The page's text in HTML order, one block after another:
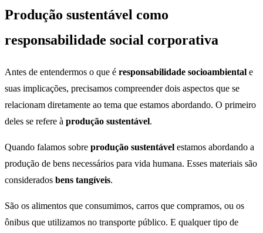
Produção sustentável como
responsabilidade social corporativa
Antes de entendermos o que é responsabilidade socioambiental e
suas implicações, precisamos compreender dois aspectos que se
relacionam diretamente ao tema que estamos abordando. O primeiro
deles se refere à produção sustentável.
Quando falamos sobre produção sustentável estamos abordando a
produção de bens necessários para vida humana. Esses materiais são
considerados bens tangíveis.
São os alimentos que consumimos, carros que compramos, ou os
ônibus que utilizamos no transporte público. E qualquer tipo de